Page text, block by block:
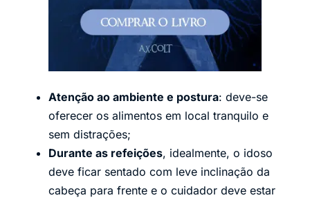
Atenção ao ambiente e postura: deve-se
oferecer os alimentos em local tranquilo e
sem distrações;
Durante as refeições, idealmente, o idoso
deve ficar sentado com leve inclinação da
cabeça para frente e o cuidador deve estar